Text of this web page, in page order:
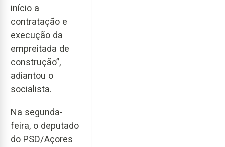
início a
contratação e
execução da
empreitada de
construção”,
adiantou o
socialista.
Na segunda-
feira, o deputado
do PSD/Açores